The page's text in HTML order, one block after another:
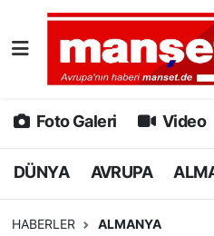
Foto Galeri Video
DÜNYA AVRUPA
HABERLER ALMANYA
DÜNYA
AVRUPA
ALMANYA
Nöbetçi Eczaneler
Hava Durumu
Namaz Vakitleri